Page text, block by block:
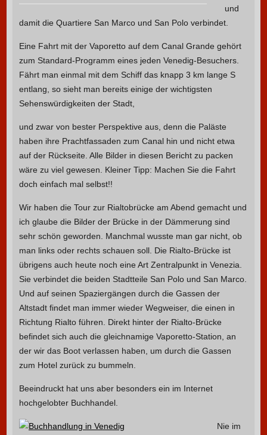
und
damit die Quartiere San Marco und San Polo verbindet.
Eine Fahrt mit der Vaporetto auf dem Canal Grande gehört
zum Standard-Programm eines jeden Venedig-Besuchers.
Fährt man einmal mit dem Schiff das knapp 3 km lange S
entlang, so sieht man bereits einige der wichtigsten
Sehenswürdigkeiten der Stadt,
und zwar von bester Perspektive aus, denn die Paläste
haben ihre Prachtfassaden zum Canal hin und nicht etwa
auf der Rückseite. Alle Bilder in diesen Bericht zu packen
wäre zu viel gewesen. Kleiner Tipp: Machen Sie die Fahrt
doch einfach mal selbst!!
Wir haben die Tour zur Rialtobrücke am Abend gemacht und
ich glaube die Bilder der Brücke in der Dämmerung sind
sehr schön geworden. Manchmal wusste man gar nicht, ob
man links oder rechts schauen soll. Die Rialto-Brücke ist
übrigens auch heute noch eine Art Zentralpunkt in Venezia.
Sie verbindet die beiden Stadtteile San Polo und San Marco.
Und auf seinen Spaziergängen durch die Gassen der
Altstadt findet man immer wieder Wegweiser, die einen in
Richtung Rialto führen. Direkt hinter der Rialto-Brücke
befindet sich auch die gleichnamige Vaporetto-Station, an
der wir das Boot verlassen haben, um durch die Gassen
zum Hotel zurück zu bummeln.
Beeindruckt hat uns aber besonders ein im Internet
hochgelobter Buchhandel.
Nie im